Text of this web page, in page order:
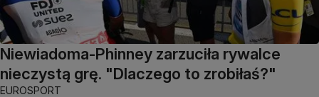
Niewiadoma-Phinney zarzuciła rywalce
nieczystą grę. "Dlaczego to zrobiłaś?"
EUROSPORT